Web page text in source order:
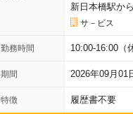
新日本橋駅か
サ－ビス
勤務時間 10:00-16:00（
期間 2026年09月
特徴 履歴書不要